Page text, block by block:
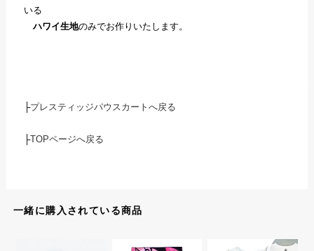
いる
ハワイ生地のみでお作りいたします。
├プレスティッジパウスカートへ戻る
├TOPページへ戻る
一緒に購入されている商品